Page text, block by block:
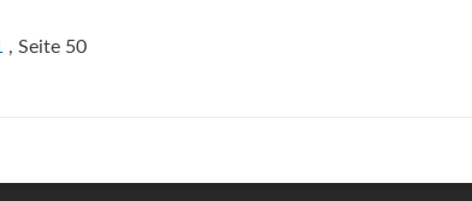
, Seite 50